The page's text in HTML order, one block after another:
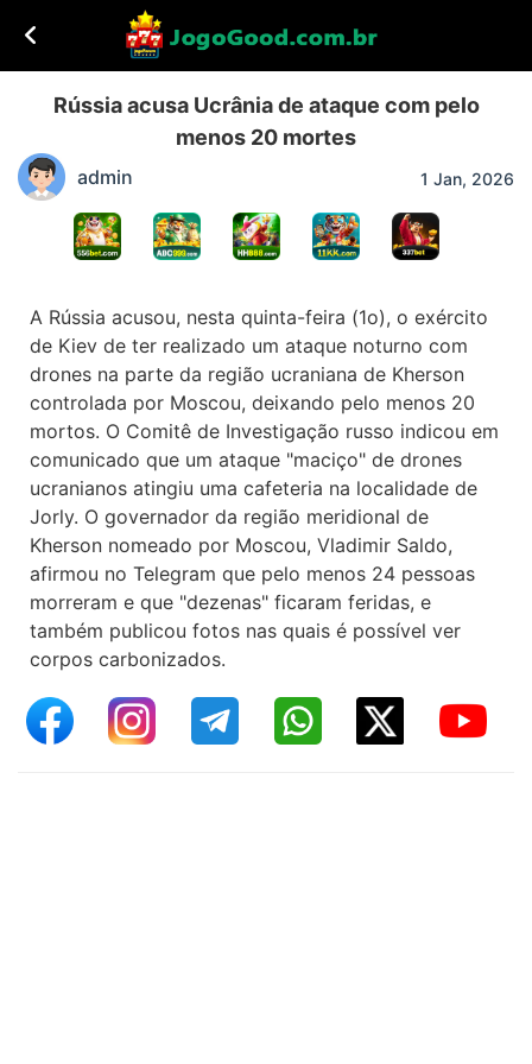
Rússia acusa Ucrânia de ataque com pelo
menos 20 mortes
admin 1 Jan, 2026
A Rússia acusou, nesta quinta-feira (1o), o exército
de Kiev de ter realizado um ataque noturno com
drones na parte da região ucraniana de Kherson
controlada por Moscou, deixando pelo menos 20
mortos. O Comitê de Investigação russo indicou em
comunicado que um ataque "maciço" de drones
ucranianos atingiu uma cafeteria na localidade de
Jorly. O governador da região meridional de
Kherson nomeado por Moscou, Vladimir Saldo,
afirmou no Telegram que pelo menos 24 pessoas
morreram e que "dezenas" ficaram feridas, e
também publicou fotos nas quais é possível ver
corpos carbonizados.